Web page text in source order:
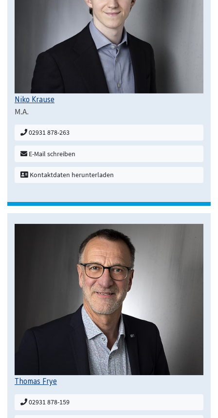
Niko Krause
M.A.
02931 878-263
E-Mail schreiben
Kontaktdaten herunterladen
Thomas Frye
02931 878-159